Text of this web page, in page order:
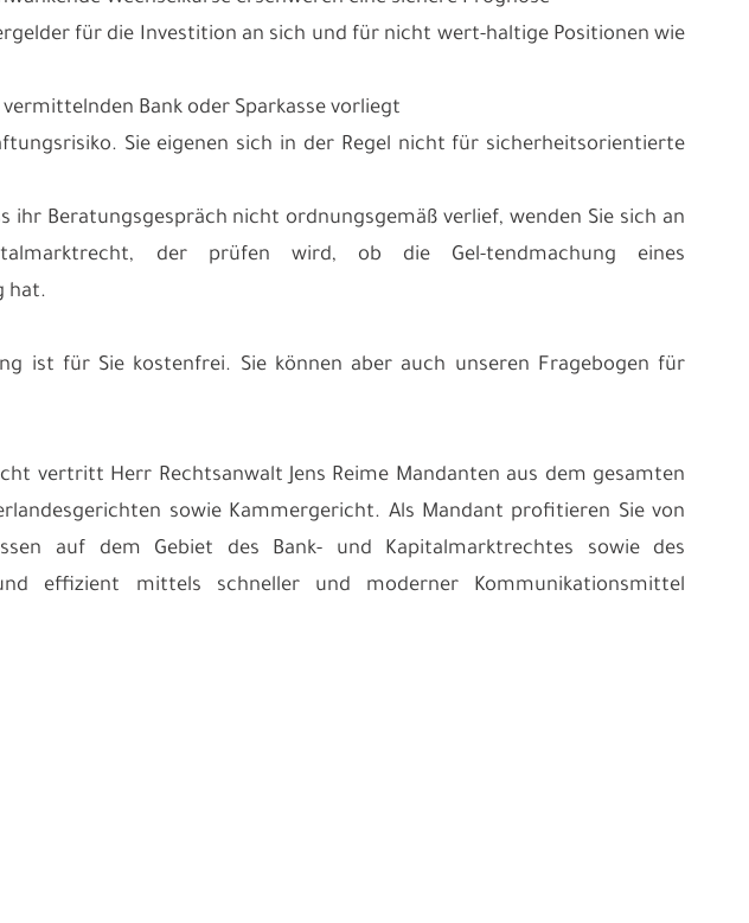
für die Investition an sich und für nicht wert-haltige Positionen wie
Bank oder Sparkasse vorliegt
Sie eigenen sich in der Regel nicht für sicherheitsorientierte
ihr Beratungsgespräch nicht ordnungsgemäß verlief, wenden Sie sich an
der prüfen wird, ob die Gel-tendmachung eines
hat.
ist für Sie kostenfrei. Sie können aber auch unseren Fragebogen für
vertritt Herr Rechtsanwalt Jens Reime Mandanten aus dem gesamten
sowie Kammergericht. Als Mandant profitieren Sie von
auf dem Gebiet des Bank- und Kapitalmarktrechtes sowie des
effizient mittels schneller und moderner Kommunikationsmittel